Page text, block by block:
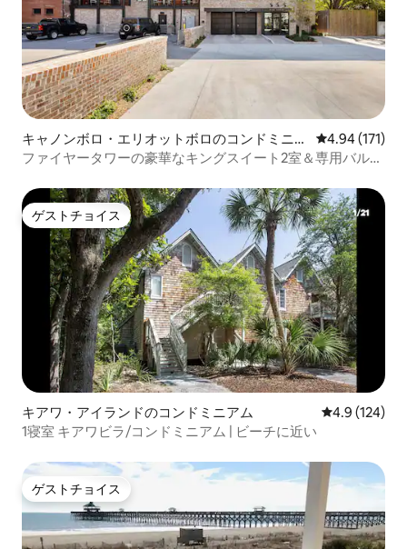
キャノンボロ・エリオットボロのコンドミニア
ム
レビュー171
4.94 (171)
ファイヤータワーの豪華なキングスイート2室＆専用バルコ
ゲストチョイス
ゲストチョイス
キアワ・アイランドのコンドミニアム レビュー124
4.9 (124)
1寝室 キアワビラ/コンドミニアム | ビーチに近い
ゲストチョイス
ゲストチョイス